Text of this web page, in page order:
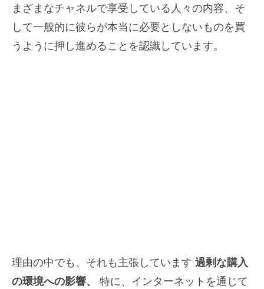
まざまなチャネルで享受している人々の内容、そ
して一般的に彼らが本当に必要としないものを買
うように押し進めることを認識しています。
理由の中でも、それも主張しています 過剰な購入
の環境への影響、
特に、インターネットを通じて